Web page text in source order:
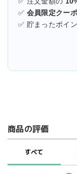
✅ 会員限定クー
✅ 貯まったポイ
商品の評価
すべて